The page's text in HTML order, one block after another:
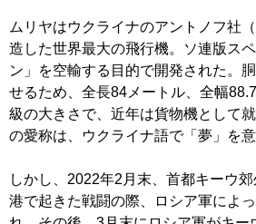
ムリヤはウクライナのアントノフ社
造した世界最大の飛行機。ソ連版ス
ン」を空輸する目的で開発された。
せるため、全長84メートル、全幅
級の大きさで、近年は貨物機として
の愛称は、ウクライナ語で「夢」を意
しかし、2022年2月末、首都キーウ
港で起きた戦闘の際、ロシア軍によ